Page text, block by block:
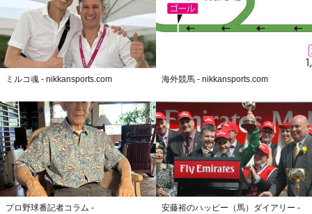
ミルコ魂 - nikkansports.com 海外競馬 - nikkansports.com
プロ野球番記者コラム -
安藤裕のハッピー（馬）ダイアリー -